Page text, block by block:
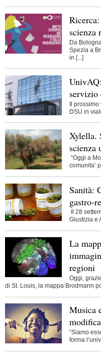
scienza
Da
Spezia a
in [...]
servizio
Il prossimo
DSU in
Xylella.
scienza
“Oggi a
comunita’
Sanità:
gastro-
Il 28
Giustizia e
La
regioni
Oggi,
di St. Louis, la mappa Brodmann
Musica
“Siamo
forma